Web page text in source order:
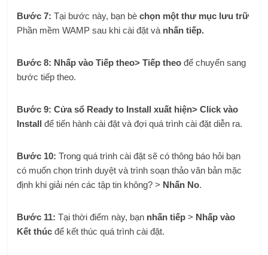
Bước 7: Tại bước này, bạn bèchọn một thư mục lưu trữ
Phần mềm WAMP sau khi cài đặt và nhấn tiếp.
Bước 8: Nhấp vào Tiếp theo> Tiếp theo để chuyển sang
bước tiếp theo.
Bước 9: Cửa sổ Ready to Install xuất hiện> Click vào
Install để tiến hành cài đặt và đợi quá trình cài đặt diễn ra.
Bước 10:Trong quá trình cài đặt sẽ có thông báo hỏi bạn
có muốn chọn trình duyệt và trình soạn thảo văn bản mặc
định khi giải nén các tập tin không? > Nhấn No.
Bước 11:Tại thời điểm này, bạn nhấn tiếp> Nhấp vào
Kết thúc để kết thúc quá trình cài đặt.